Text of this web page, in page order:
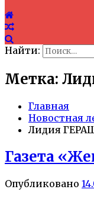
Найти:
Метка:
Главная
Новостная
Лидия
Газета
Опубликовано